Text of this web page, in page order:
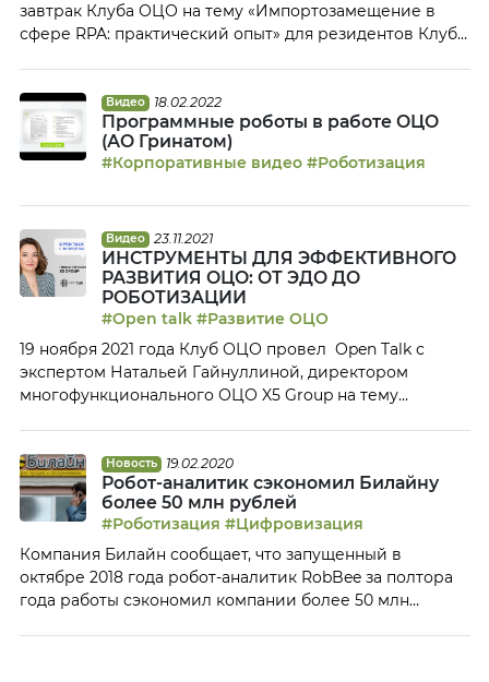
завтрак Клуба ОЦО на тему «Импортозамещение в
сфере RPA: практический опыт» для резидентов Клуба
Видео 18.02.2022
Программные роботы в работе ОЦО
(АО Гринатом)
#Корпоративные видео #Роботизация
Видео 23.11.2021
ИНСТРУМЕНТЫ ДЛЯ ЭФФЕКТИВНОГО
РАЗВИТИЯ ОЦО: ОТ ЭДО ДО
РОБОТИЗАЦИИ
#Open talk #Развитие ОЦО
19 ноября 2021 года Клуб ОЦО провел Open Talk с
экспертом Натальей Гайнуллиной, директором
многофункционального ОЦО X5 Group на тему
рассказала, на каких процессах роботизация показала
наибольший эффект, какую платформу для
роботизации использует ОЦО, в чем проблемы
«малой роботизации», как работать […]
Новость 19.02.2020
Робот-аналитик сэкономил Билайну
более 50 млн рублей
#Роботизация #Цифровизация
Компания Билайн сообщает, что запущенный в
октябре 2018 года робот-аналитик RobBee за полтора
года работы сэкономил компании более 50 млн